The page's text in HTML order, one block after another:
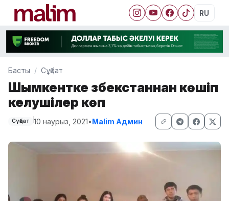
RU
Басты Сұқбат
Шымкентке Өзбекстаннан көшіп
келушілер көп
Сұқбат 10 наурыз, 2021•Malim Админ